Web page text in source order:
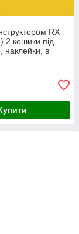
RX
2 кошики під
наклейки, в